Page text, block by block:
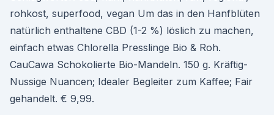
rohkost, superfood, vegan Um das in den Hanfblüten
natürlich enthaltene CBD (1-2 %) löslich zu machen,
einfach etwas Chlorella Presslinge Bio & Roh.
CauCawa Schokolierte Bio-​Mandeln. 150 g. Kräftig-
Nussige Nuancen; Idealer Begleiter zum Kaffee; Fair
gehandelt. € 9,99.